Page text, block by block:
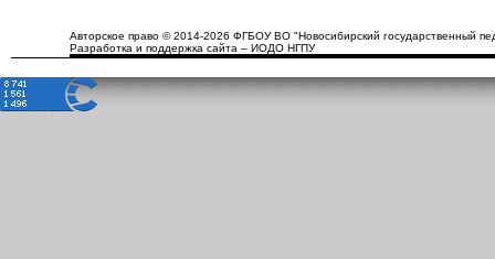
Авторское право © 2014-2026 ФГБОУ ВО "Новосибирский государственный
Разработка и поддержка сайта – ИОДО НГПУ